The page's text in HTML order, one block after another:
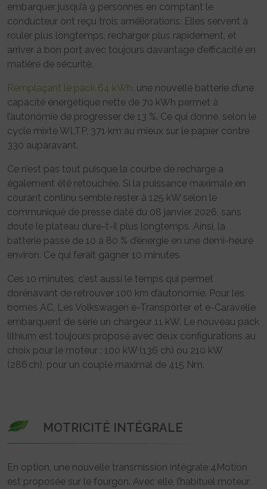
embarquer jusqu’à 9 personnes en comptant le
conducteur ont reçu trois améliorations. Elles servent à
rouler plus longtemps, recharger plus rapidement, et
arriver à bon port avec toujours davantage d’efficacité en
matière de sécurité.
Remplaçant le pack 64 kWh, une nouvelle batterie d’une
capacité énergétique nette de 70 kWh permet à
l’autonomie de progresser de 13 %. Ce qui donne, selon le
cycle mixte WLTP, 371 km au mieux sur le papier contre
330 auparavant.
Ce n’est pas tout puisque la courbe de recharge a
également été retouchée. Si la puissance maximale en
courant continu semble rester à 125 kW selon le
communiqué de presse daté du 08 janvier 2026, sans
doute le plateau dure-t-il plus longtemps. Ainsi, la
batterie passe de 10 à 80 % d’énergie en une demi-heure
environ. Ce qui ferait gagner 10 minutes.
Ces 10 minutes, c’est aussi le temps qui permet
dorénavant de retrouver 100 km d’autonomie. Pour les
bornes AC, Les Volkswagen e-Transporter et e-Caravelle
embarquent de série un chargeur 11 kW. Le nouveau pack
lithium est toujours proposé avec deux configurations au
choix pour le moteur : 100 kW (136 ch) ou 210 kW
(286 ch), pour un couple maximal de 415 Nm.
MOTRICITÉ INTÉGRALE
En option, une nouvelle transmission intégrale 4Motion
est proposée sur le fourgon. Avec elle, l’habituel moteur